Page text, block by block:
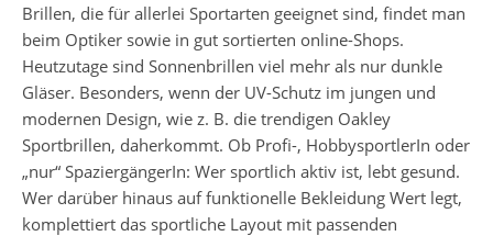
Brillen, die für allerlei Sportarten geeignet sind, findet man
beim Optiker sowie in gut sortierten online-Shops.
Heutzutage sind Sonnenbrillen viel mehr als nur dunkle
Gläser. Besonders, wenn der UV-Schutz im jungen und
modernen Design, wie z. B. die trendigen Oakley
Sportbrillen, daherkommt. Ob Profi-, HobbysportlerIn oder
„nur“ SpaziergängerIn: Wer sportlich aktiv ist, lebt gesund.
Wer darüber hinaus auf funktionelle Bekleidung Wert legt,
komplettiert das sportliche Layout mit passenden